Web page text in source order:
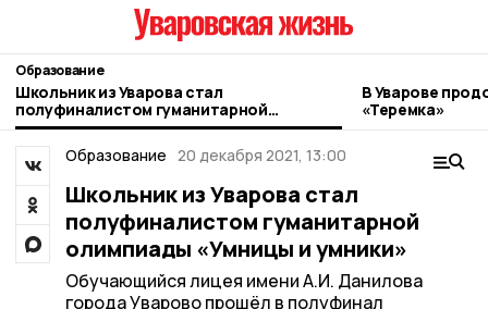
Образование
Школьник из Уварова стал
полуфиналистом гуманитарной
олимпиады «Умницы и умники»
В Уварове
«Теремка»
Образование 20 декабря 2021, 13:00
Школьник из Уварова стал
полуфиналистом гуманитарной
олимпиады «Умницы и умники»
Обучающийся лицея имени А.И. Данилова
города Уварово прошёл в полуфинал